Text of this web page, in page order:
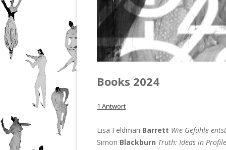
Books 2024
1 Antwort
Lisa Feldman Barrett Wie Gefühle
Simon Blackburn Truth: Ideas in Profile